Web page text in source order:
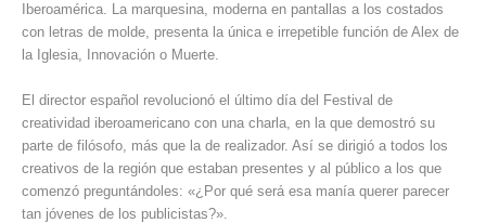
Iberoamérica. La marquesina, moderna en pantallas a los costados
con letras de molde, presenta la única e irrepetible función de Alex de
la Iglesia, Innovación o Muerte.
El director español revolucionó el último día del Festival de
creatividad iberoamericano con una charla, en la que demostró su
parte de filósofo, más que la de realizador. Así se dirigió a todos los
creativos de la región que estaban presentes y al público a los que
comenzó preguntándoles: «¿Por qué será esa manía querer parecer
tan jóvenes de los publicistas?».